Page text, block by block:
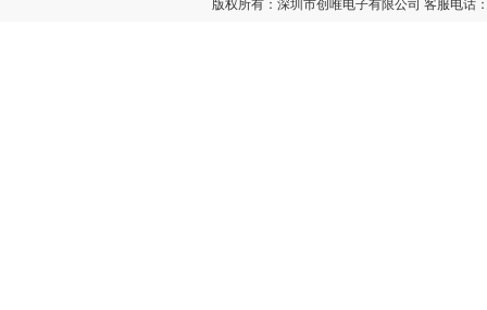
版权所有：深圳市创唯电子有限公司 客服电话